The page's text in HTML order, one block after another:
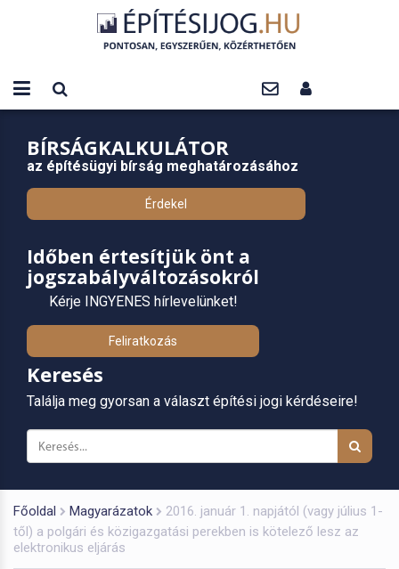
BÍRSÁGKALKULÁTOR
az építésügyi bírság meghatározásához
Érdekel
Időben értesítjük önt a
jogszabályváltozásokról
Kérje INGYENES hírlevelünket!
Feliratkozás
Keresés
Találja meg gyorsan a választ építési jogi kérdéseire!
Főoldal Magyarázatok
2016. január 1. napjától (vagy július 1-
től) a polgári és közigazgatási perekben is kötelező lesz az
elektronikus eljárás